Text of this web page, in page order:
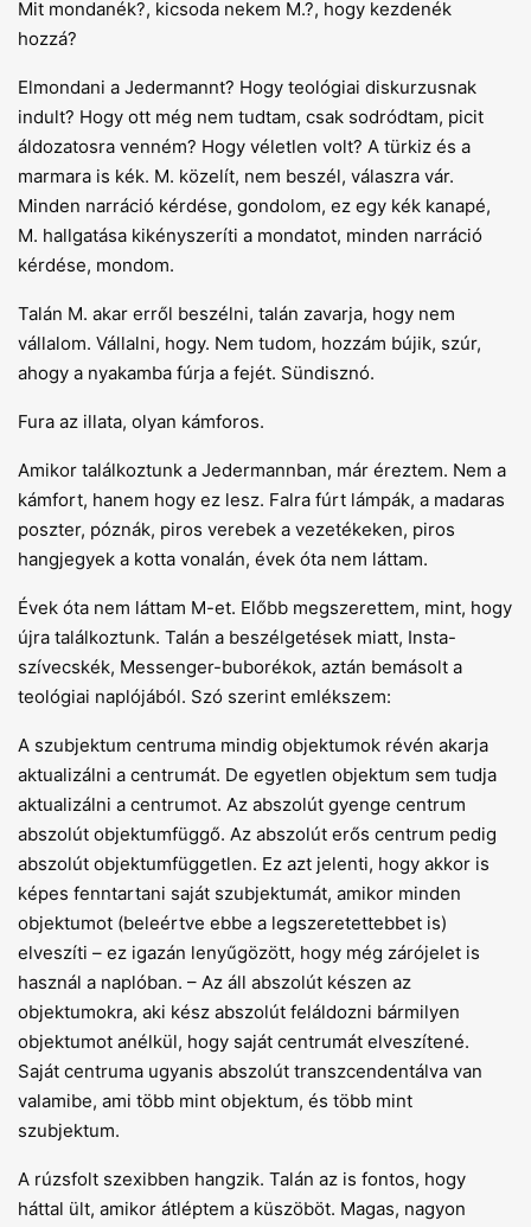
Mit mondanék?, kicsoda nekem M.?, hogy kezdenék
hozzá?
Elmondani a Jedermannt? Hogy teológiai diskurzusnak
indult? Hogy ott még nem tudtam, csak sodródtam, picit
áldozatosra venném? Hogy véletlen volt? A türkiz és a
marmara is kék. M. közelít, nem beszél, válaszra vár.
Minden narráció kérdése, gondolom, ez egy kék kanapé,
M. hallgatása kikényszeríti a mondatot, minden narráció
kérdése, mondom.
Talán M. akar erről beszélni, talán zavarja, hogy nem
vállalom. Vállalni, hogy. Nem tudom, hozzám bújik, szúr,
ahogy a nyakamba fúrja a fejét. Sündisznó.
Fura az illata, olyan kámforos.
Amikor találkoztunk a Jedermannban, már éreztem. Nem a
kámfort, hanem hogy ez lesz. Falra fúrt lámpák, a madaras
poszter, póznák, piros verebek a vezetékeken, piros
hangjegyek a kotta vonalán, évek óta nem láttam.
Évek óta nem láttam M-et. Előbb megszerettem, mint, hogy
újra találkoztunk. Talán a beszélgetések miatt, Insta-
szívecskék, Messenger-buborékok, aztán bemásolt a
teológiai naplójából. Szó szerint emlékszem:
A szubjektum centruma mindig objektumok révén akarja
aktualizálni a centrumát. De egyetlen objektum sem tudja
aktualizálni a centrumot. Az abszolút gyenge centrum
abszolút objektumfüggő. Az abszolút erős centrum pedig
abszolút objektumfüggetlen. Ez azt jelenti, hogy akkor is
képes fenntartani saját szubjektumát, amikor minden
objektumot (beleértve ebbe a legszeretettebbet is)
elveszíti – ez igazán lenyűgözött, hogy még zárójelet is
használ a naplóban. – Az áll abszolút készen az
objektumokra, aki kész abszolút feláldozni bármilyen
objektumot anélkül, hogy saját centrumát elveszítené.
Saját centruma ugyanis abszolút transzcendentálva van
valamibe, ami több mint objektum, és több mint
szubjektum.
A rúzsfolt szexibben hangzik. Talán az is fontos, hogy
háttal ült, amikor átléptem a küszöböt. Magas, nagyon